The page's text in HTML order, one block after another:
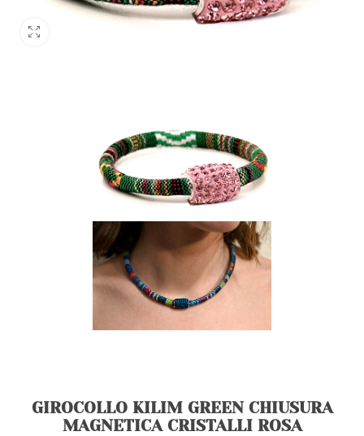
GIROCOLLO KILIM GREEN CHIUSURA
MAGNETICA CRISTALLI ROSA